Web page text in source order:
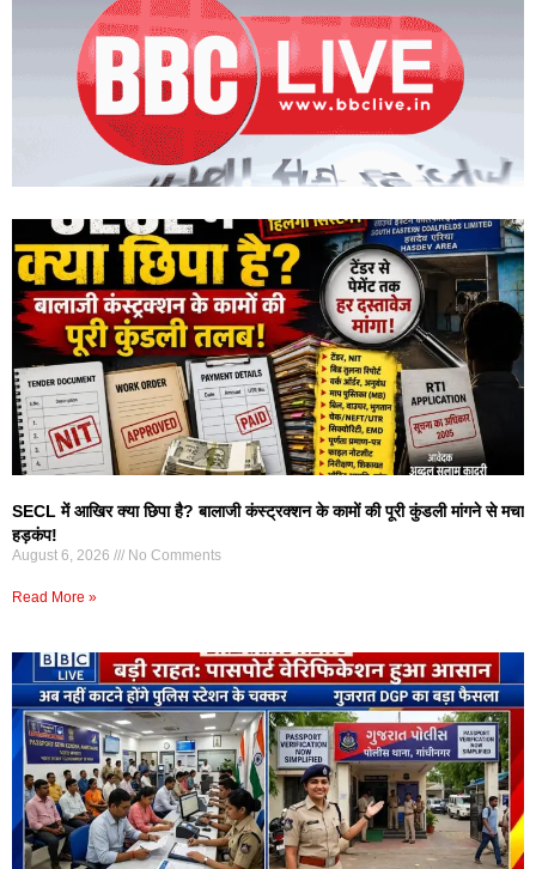
SECL में आखिर क्या छिपा है? बालाजी कंस्ट्रक्शन के कामों की पूरी कुंडली मांगने से मचा
हड़कंप!
August 6, 2026 No Comments
Read More »